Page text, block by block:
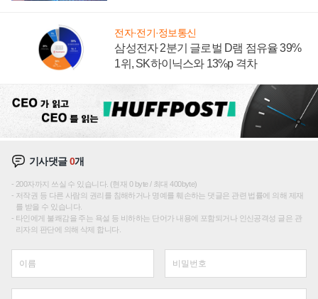
전자·전기·정보통신
삼성전자 2분기 글로벌 D램 점유율 39%
1위, SK하이닉스와 13%p 격차
기사댓글0개
200자까지 쓰실 수 있습니다. (현재 0 byte / 최대 400byte)
저작권 등 다른 사람의 권리를 침해하거나 명예를 훼손하는 댓글은 관련 법률에 의해 제재
를 받을 수 있습니다.
타인에게 불쾌감을 주는 욕설 등 비하하는 단어가 내용에 포함되거나 인신공격성 글은 관
리자의 판단에 의해 삭제 합니다.